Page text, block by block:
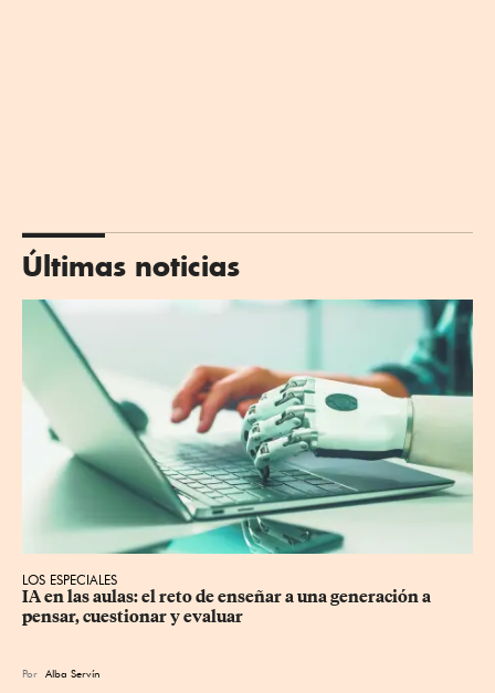
Últimas noticias
LOS ESPECIALES
IA en las aulas: el reto de enseñar a una generación a
pensar, cuestionar y evaluar
Por Alba Servín